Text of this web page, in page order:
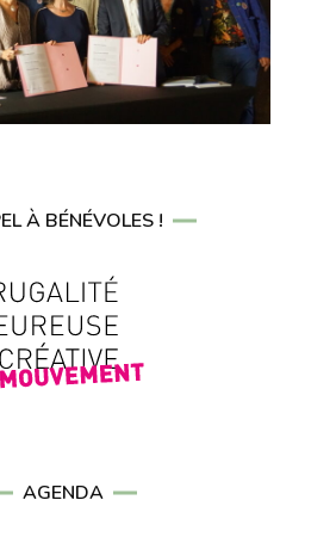
À BÉNÉVOLES !
AGENDA